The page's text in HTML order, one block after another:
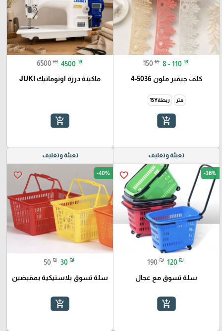
150 ₪ 8 - 110 ₪
كلف جيفير ملون 5036-4
متر ربطة15Y
add_shopping_cart
6500 ₪ 4500 ₪
ماكينة درزة اوتوماتيك JUKI
add_shopping_cart
تعبئة وتغليف
favorite_border -36%
190 ₪ 120 ₪
سلة تسوق مع عجال
add_shopping_cart
تعبئة وتغليف
favorite_border -40%
50 ₪ 30 ₪
سلة تسوق بلاستيكية بمقبضين
add_shopping_cart